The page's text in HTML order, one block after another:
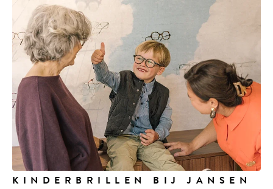
KINDERBRILLEN BIJ JANSEN